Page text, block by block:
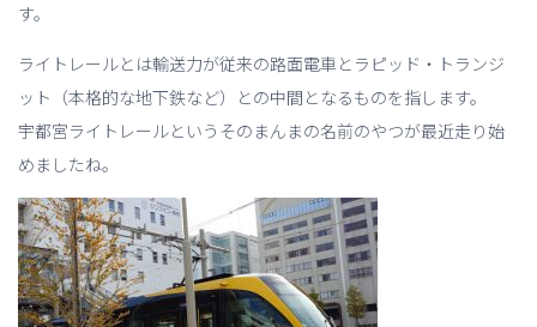
す。
ライトレールとは輸送力が従来の路面電車とラピッド・トランジ
ット（本格的な地下鉄など）との中間となるものを指します。
宇都宮ライトレールというそのまんまの名前のやつが最近走り始
めましたね。